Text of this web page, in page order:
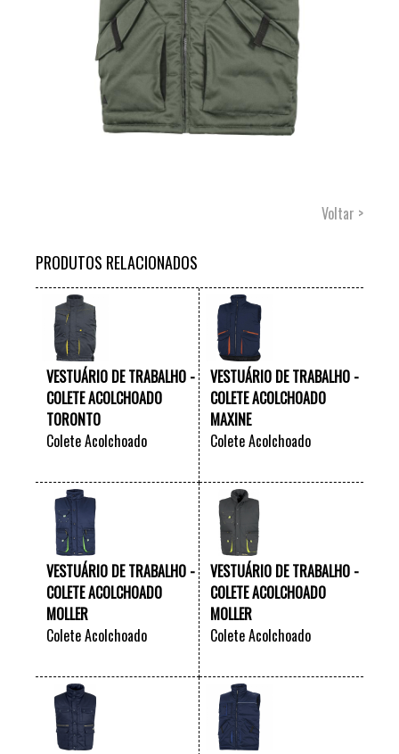
Voltar >
PRODUTOS RELACIONADOS
VESTUÁRIO DE TRABALHO -
COLETE ACOLCHOADO
TORONTO
Colete Acolchoado
VESTUÁRIO DE TRABALHO -
COLETE ACOLCHOADO
MAXINE
Colete Acolchoado
VESTUÁRIO DE TRABALHO -
COLETE ACOLCHOADO
MOLLER
Colete Acolchoado
VESTUÁRIO DE TRABALHO -
COLETE ACOLCHOADO
MOLLER
Colete Acolchoado